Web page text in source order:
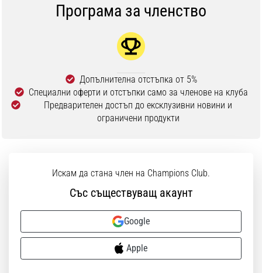
обувки
Nike
във
докосване.
Програма за членство
Допълнителна отстъпка от 5%
Специални оферти и отстъпки само за членове на клуба
Предварителен достъп до ексклузивни новини и
ограничени продукти
Искам да стана член на Champions Club.
Със съществуващ акаунт
Google
Apple